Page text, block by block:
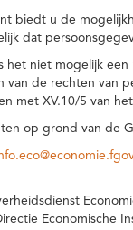
biedt u de
dat
het niet mogelijk
van de rechten van
met XV.10/5 van
op grond van de
Economische